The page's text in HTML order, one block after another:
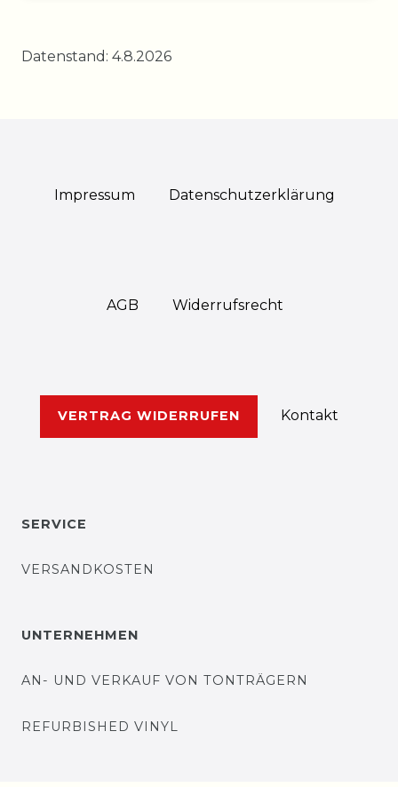
Datenstand: 4.8.2026
Impressum Daten­schutz­erklärung
AGB Widerrufs­recht
VERTRAG WIDERRUFEN Kontakt
SERVICE
VERSANDKOSTEN
UNTERNEHMEN
AN- UND VERKAUF VON TONTRÄGERN
REFURBISHED VINYL